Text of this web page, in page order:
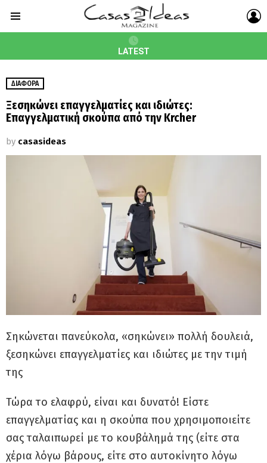
LATEST
ΔΙΆΦΟΡΑ
Ξεσηκώνει επαγγελματίες και ιδιώτες:
Επαγγελματική σκούπα από την Kӓrcher
by casasideas
Σηκώνεται πανεύκολα, «σηκώνει» πολλή δουλειά,
ξεσηκώνει επαγγελματίες και ιδιώτες με την τιμή
της
Τώρα το ελαφρύ, είναι και δυνατό! Είστε
επαγγελματίας και η σκούπα που χρησιμοποιείτε
σας ταλαιπωρεί με το κουβάλημά της (είτε στα
χέρια λόγω βάρους, είτε στο αυτοκίνητο λόγω